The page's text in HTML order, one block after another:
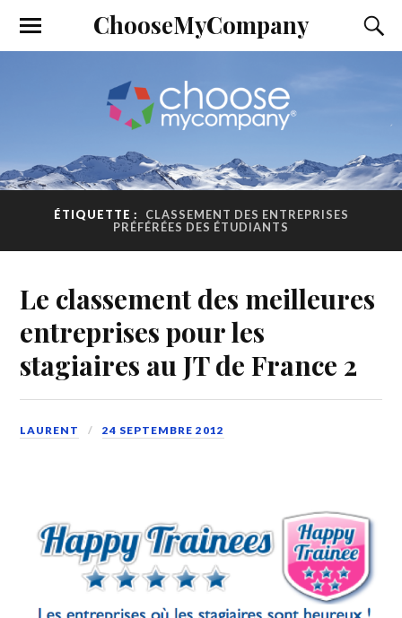
ChooseMyCompany
ÉTIQUETTE :
CLASSEMENT DES ENTREPRISES
PRÉFÉRÉES DES ÉTUDIANTS
Le classement des meilleures
entreprises pour les
stagiaires au JT de France 2
LAURENT 24 SEPTEMBRE 2012